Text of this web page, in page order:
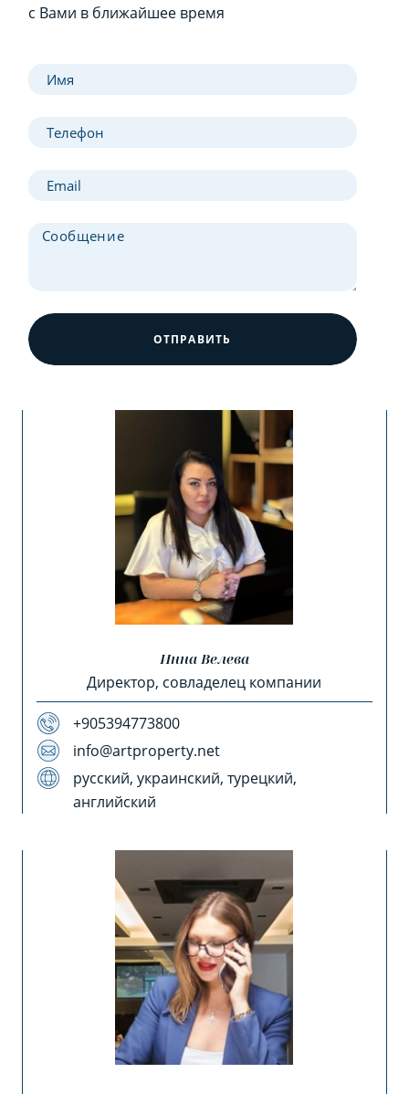
с Вами в ближайшее время
ОТПРАВИТЬ
Инна Велева
Директор, совладелец компании
+905394773800
info@artproperty.net
русский, украинский, турецкий,
английский